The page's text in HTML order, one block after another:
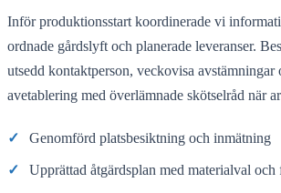
Inför produktionsstart koordinerade vi
ordnade gårdslyft och planerade leveranser.
utsedd kontaktperson, veckovisa avstämningar
avetablering med överlämnade skötselråd när
✓ Genomförd platsbesiktning och inmätning
✓ Upprättad åtgärdsplan med materialval och